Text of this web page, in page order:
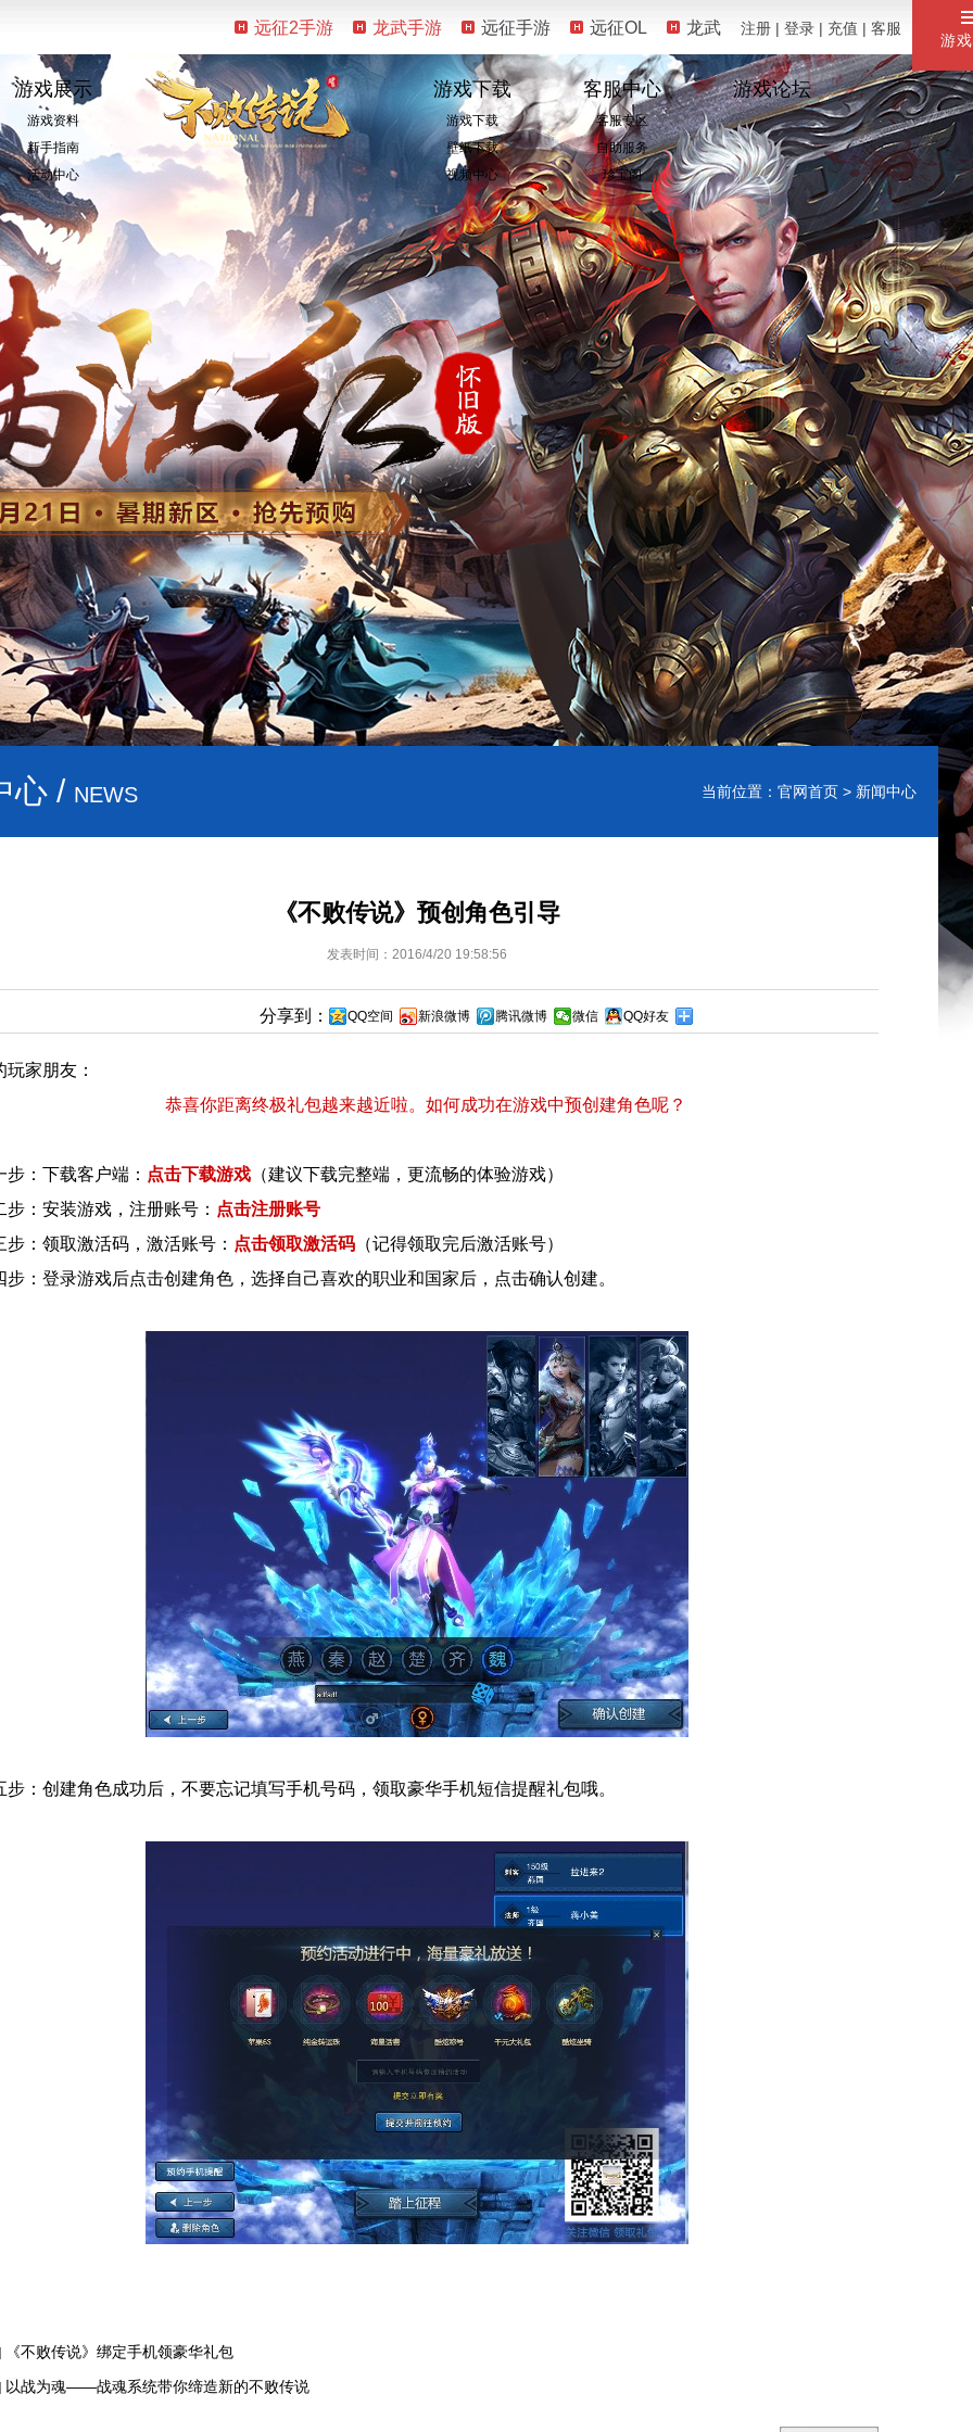
游
远征2手游 龙武手游 远征手游 远征OL 龙武 注册 | 登录 | 充值 | 客服
游戏展示
游戏资料
新手指南
活动中心
游戏下载
游戏下载
壁纸下载
视频中心
客服中心
客服专区
自助服务
珍宝阁
游戏论坛
心 / NEWS 当前位置： 官网首页 > 新闻中心
《不败传说》预创角色引导
发表时间：2016/4/20 19:58:56
分享到： QQ空间 新浪微博 腾讯微博 微信 QQ好友
玩家朋友：
恭喜你距离终极礼包越来越近啦。如何成功在游戏中预创建角色呢？
：下载客户端： 点击下载游戏 （建议下载完整端，更流畅的体验游戏）
：安装游戏，注册账号： 点击注册账号
：领取激活码，激活账号： 点击领取激活码 （记得领取完后激活账号）
： 登录游戏后点击创建角色，选择自己喜欢的职业和国家后，点击确认创建。
：创建角色成功后，不要忘记填写手机号码，领取豪华手机短信提醒礼包哦。
《不败传说》绑定手机领豪华礼包
以战为魂——战魂系统带你缔造新的不败传说